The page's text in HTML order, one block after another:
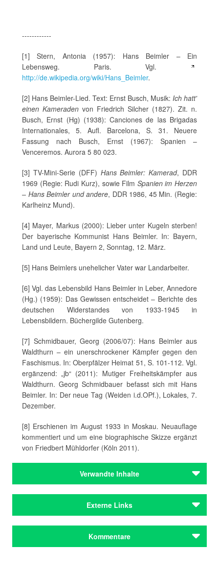
------------
[1] Stern, Antonia (1957): Hans Beimler – Ein
Lebensweg. Paris. Vgl.
http://de.wikipedia.org/wiki/Hans_Beimler.
[2] Hans Beimler-Lied. Text: Ernst Busch, Musik: Ich hatt'
einen Kameraden von Friedrich Silcher (1827). Zit. n.
Busch, Ernst (Hg) (1938): Canciones de las Brigadas
Internationales, 5. Aufl. Barcelona, S. 31. Neuere
Fassung nach Busch, Ernst (1967): Spanien –
Venceremos. Aurora 5 80 023.
[3] TV-Mini-Serie (DFF) Hans Beimler: Kamerad, DDR
1969 (Regie: Rudi Kurz), sowie Film Spanien im Herzen
– Hans Beimler und andere, DDR 1986, 45 Min. (Regie:
Karlheinz Mund).
[4] Mayer, Markus (2000): Lieber unter Kugeln sterben!
Der bayerische Kommunist Hans Beimler. In: Bayern,
Land und Leute, Bayern 2, Sonntag, 12. März.
[5] Hans Beimlers unehelicher Vater war Landarbeiter.
[6] Vgl. das Lebensbild Hans Beimler in Leber, Annedore
(Hg.) (1959): Das Gewissen entscheidet – Berichte des
deutschen Widerstandes von 1933-1945 in
Lebensbildern. Büchergilde Gutenberg.
[7] Schmidbauer, Georg (2006/07): Hans Beimler aus
Waldthurn – ein unerschrockener Kämpfer gegen den
Faschismus. In: Oberpfälzer Heimat 51, S. 101-112. Vgl.
ergänzend: „jb“ (2011): Mutiger Freiheitskämpfer aus
Waldthurn. Georg Schmidbauer befasst sich mit Hans
Beimler. In: Der neue Tag (Weiden i.d.OPf.), Lokales, 7.
Dezember.
[8] Erschienen im August 1933 in Moskau. Neuauflage
kommentiert und um eine biographische Skizze ergänzt
von Friedbert Mühldorfer (Köln 2011).
Verwandte Inhalte
Andersch, Alfred
Brecht, Bertolt
Grün, Max von der
Kesten, Hermann
Externe Links
Im Mörderlager Dachauin der Bibliotheca Augustana
Kommentare